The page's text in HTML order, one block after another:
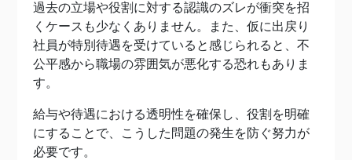
過去の立場や役割に対する認識のズレが衝突を招
くケースも少なくありません。また、仮に出戻り
社員が特別待遇を受けていると感じられると、不
公平感から職場の雰囲気が悪化する恐れもありま
す。
給与や待遇における透明性を確保し、役割を明確
にすることで、こうした問題の発生を防ぐ努力が
必要です。